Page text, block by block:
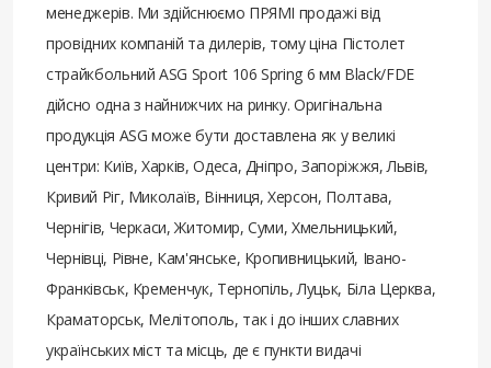
менеджерів. Ми здійснюємо ПРЯМІ продажі від
провідних компаній та дилерів, тому ціна Пістолет
страйкбольний ASG Sport 106 Spring 6 мм Black/FDE
дійсно одна з найнижчих на ринку. Оригінальна
продукція ASG може бути доставлена ​​як у великі
центри: Київ, Харків, Одеса, Дніпро, Запоріжжя, Львів,
Кривий Ріг, Миколаїв, Вінниця, Херсон, Полтава,
Чернігів, Черкаси, Житомир, Суми, Хмельницький,
Чернівці, Рівне, Кам'янське, Кропивницький, Івано-
Франківськ, Кременчук, Тернопіль, Луцьк, Біла Церква,
Краматорськ, Мелітополь, так і до інших славних
українських міст та місць, де є пункти видачі